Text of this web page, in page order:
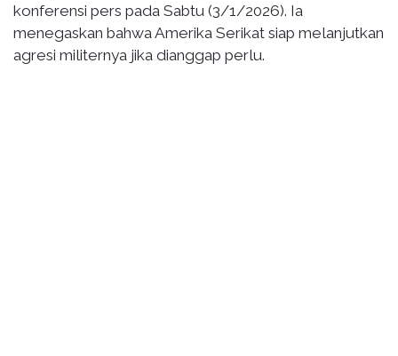
konferensi pers pada Sabtu (3/1/2026). Ia
menegaskan bahwa Amerika Serikat siap melanjutkan
agresi militernya jika dianggap perlu.